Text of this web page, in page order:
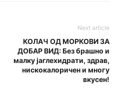
Next article
КОЛАЧ ОД МОРКОВИ ЗА
ДОБАР ВИД: Без брашно и
малку јаглехидрати, здрав,
нискокалоричен и многу
вкусен!